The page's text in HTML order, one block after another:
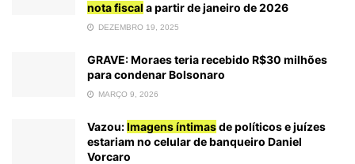
nota fiscal a partir de janeiro de 2026
DEZEMBRO 19, 2025
GRAVE: Moraes teria recebido R$30 milhões
para condenar Bolsonaro
MARÇO 9, 2026
Vazou:Imagens íntimasde políticos e juízes
estariam no celular de banqueiro Daniel
Vorcaro